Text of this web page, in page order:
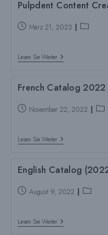
Pulpdent Content
BeitragMärz 21, 2023
Lesen Sie WeiterPulpdent
Content
French Catalog 2022
BeitragNovember 22, 2022
Lesen Sie WeiterFrench
Catalog
English Catalog
BeitragAugust 9, 2022
Lesen Sie WeiterEnglish
Catalog